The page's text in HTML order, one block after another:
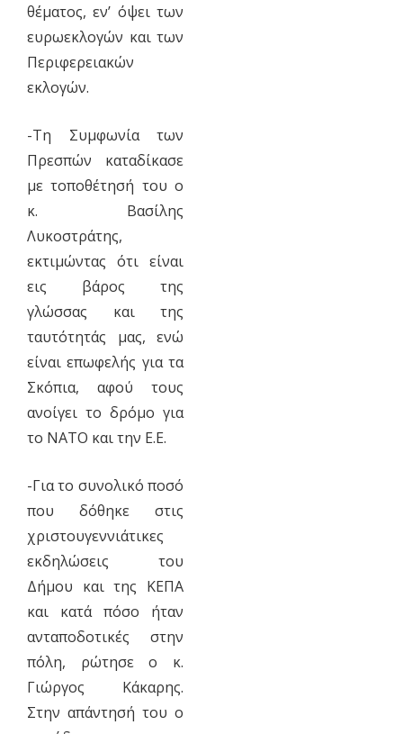
θέματος, εν’ όψει των
ευρωεκλογών και των
Περιφερειακών
εκλογών.
-Τη Συμφωνία των
Πρεσπών καταδίκασε
με τοποθέτησή του ο
κ. Βασίλης
Λυκοστράτης,
εκτιμώντας ότι είναι
εις βάρος της
γλώσσας και της
ταυτότητάς μας, ενώ
είναι επωφελής για τα
Σκόπια, αφού τους
ανοίγει το δρόμο για
το ΝΑΤΟ και την Ε.Ε.
-Για το συνολικό ποσό
που δόθηκε στις
χριστουγεννιάτικες
εκδηλώσεις του
Δήμου και της ΚΕΠΑ
και κατά πόσο ήταν
ανταποδοτικές στην
πόλη, ρώτησε ο κ.
Γιώργος Κάκαρης.
Στην απάντησή του ο